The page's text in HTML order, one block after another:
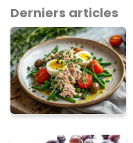
Derniers articles